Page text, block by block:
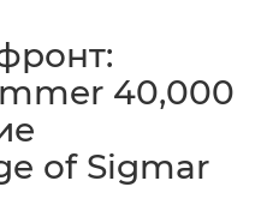
40,000
of Sigmar